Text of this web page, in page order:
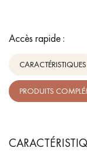
Accès rapide :
CARACTÉRISTIQUES
PRODUITS